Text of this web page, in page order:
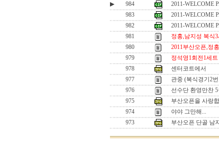
▶
984
2011-WELCOME
983
2011-WELCOME
982
2011-WELCOME
981
정홍,남지성 복식
980
2011부산오픈,정
979
정석영1회전1세
978
센터코트에서
977
관중 (복식경기2
976
선수단 환영만찬
975
부산오픈을 사랑
974
야야 그만해...
973
부산오픈 단골 남